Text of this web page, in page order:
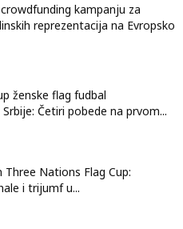
kampanju za
reprezentacija na Evropsko
ženske flag fudbal
Četiri pobede na prvom...
Three Nations Flag Cup:
i trijumf u...